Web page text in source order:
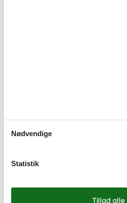
Nødvendige
Statistik